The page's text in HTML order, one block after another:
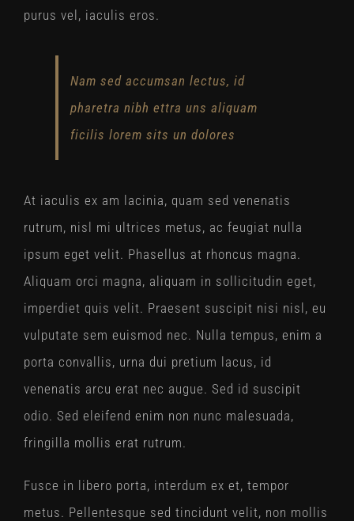
purus vel, iaculis eros.
Nam sed accumsan lectus, id
pharetra nibh ettra uns aliquam
ficilis lorem sits un dolores
At iaculis ex am lacinia, quam sed venenatis
rutrum, nisl mi ultrices metus, ac feugiat nulla
ipsum eget velit. Phasellus at rhoncus magna.
Aliquam orci magna, aliquam in sollicitudin eget,
imperdiet quis velit. Praesent suscipit nisi nisl, eu
vulputate sem euismod nec. Nulla tempus, enim a
porta convallis, urna dui pretium lacus, id
venenatis arcu erat nec augue. Sed id suscipit
odio. Sed eleifend enim non nunc malesuada,
fringilla mollis erat rutrum.
Fusce in libero porta, interdum ex et, tempor
metus. Pellentesque sed tincidunt velit, non mollis